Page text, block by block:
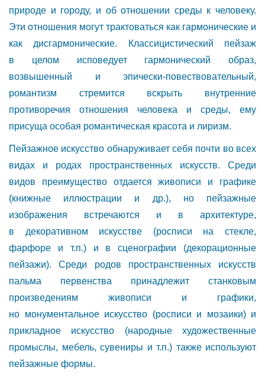
природе и городу, и об отношении среды к человеку.
Эти отношения могут трактоваться как гармонические и
как дисгармонические. Классицистический пейзаж
в целом исповедует гармонический образ,
возвышенный и эпически-повествовательный,
романтизм стремится вскрыть внутренние
противоречия отношения человека и среды, ему
присуща особая романтическая красота и лиризм.
Пейзажное искусство обнаруживает себя почти во всех
видах и родах пространственных искусств. Среди
видов преимущество отдается живописи и графике
(книжные иллюстрации и др.), но пейзажные
изображения встречаются и в архитектуре,
в декоративном искусстве (росписи на стекле,
фарфоре и т.п.) и в сценографии (декорационные
пейзажи). Среди родов пространственных искусств
пальма первенства принадлежит станковым
произведениям живописи и графики,
но монументальное искусство (росписи и мозаики) и
прикладное искусство (народные художественные
промыслы, мебель, сувениры и т.п.) также используют
пейзажные формы.